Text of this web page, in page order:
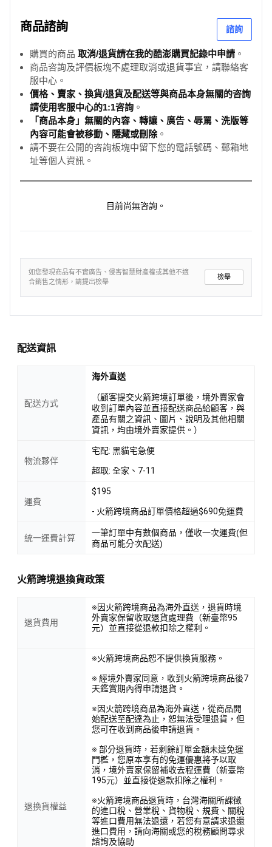
商品諮詢 諮詢
購買的商品 取消/退貨請在我的酷澎購買記錄中申請 。
商品咨詢及評價板塊不處理取消或退貨事宜，請聯絡客
服中心。
價格、賣家、換貨/退貨及配送等與商品本身無關的咨詢
請使用客服中心的1:1咨詢 。
「商品本身」無關的內容、轉讓、廣告、辱罵、洗版等
內容可能會被移動、隱藏或刪除。
請不要在公開的咨詢板塊中留下您的電話號碼、郵箱地
址等個人資訊。
目前尚無咨詢。
如您發現商品有不實廣告、侵害智慧財產權或其他不適
合銷售之情形，請提出檢舉
檢舉
配送資訊
配送方式
海外直送
（顧客提交火箭跨境訂單後，境外賣家會
收到訂單內容並直接配送商品給顧客，與
產品有關之資訊、圖片、說明及其他相關
資訊，均由境外賣家提供。）
物流夥伴
宅配: 黑貓宅急便
超取: 全家、7-11
運費
$195
- 火箭跨境商品訂單價格超過$690免運費
統一運費計算
一筆訂單中有數個商品，僅收一次運費(但
商品可能分次配送)
火箭跨境退換貨政策
退貨費用
※因火箭跨境商品為海外直送，退貨時境
外賣家保留收取退貨處理費（新臺幣95
元）並直接從退款扣除之權利。
退換貨權益
※火箭跨境商品恕不提供換貨服務。
※ 經境外賣家同意，收到火箭跨境商品後7
天鑑賞期內得申請退貨。
※因火箭跨境商品為海外直送，從商品開
始配送至配達為止，恕無法受理退貨，但
您可在收到商品後申請退貨。
※ 部分退貨時，若剩餘訂單金額未達免運
門檻，您原本享有的免運優惠將予以取
消，境外賣家保留補收去程運費（新臺幣
195元）並直接從退款扣除之權利。
※火箭跨境商品退貨時，台灣海關所課徵
的進口稅、營業稅、貨物稅、規費、關稅
等進口費用無法退還，若您有意請求退還
進口費用，請向海關或您的稅務顧問尋求
諮詢及協助